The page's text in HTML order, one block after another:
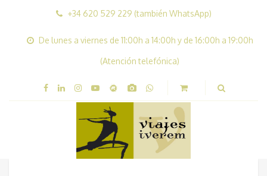
+34 620 529 229 (también WhatsApp)
De lunes a viernes de 11:00h a 14:00h y de 16:00h a 19:00h
(Atención telefónica)